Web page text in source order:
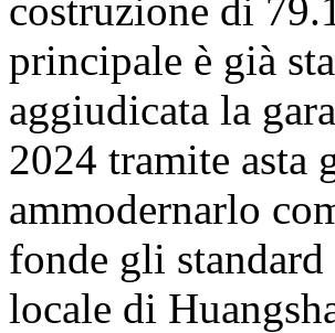
costruzione di
principale è già
aggiudicata la
2024 tramite asta
ammodernarlo
fonde gli
locale di